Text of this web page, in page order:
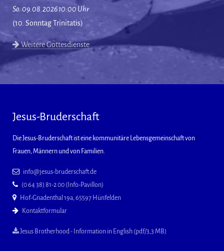
So. 09.08.2026 10:00 Uhr
(10. Sonntag Trinitatis)
Weitere Gottesdienste
Jesus-Bruderschaft
Die Jesus-Bruderschaft ist eine kommunitäre Lebensgemeinschaft von
Frauen, Männern und von Familien.
info@jesus-bruderschaft.de
(0 64 38) 81-2 00 (Info-Pavillon)
Hof-Gnadenthal 19a, 65597 Hünfelden
Kontaktformular
Jesus Brotherhood - Information in English (pdf/3,3 MB)